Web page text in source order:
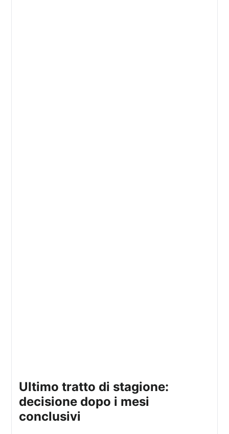
ultimo tratto di stagione:
decisione dopo i mesi
conclusivi